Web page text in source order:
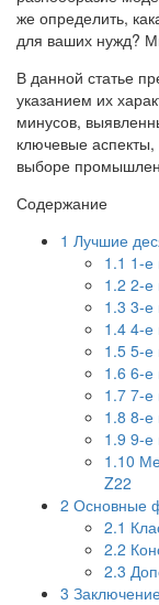
же определить,
для ваших нужд?
В данной статье
указанием их
минусов,
ключевые
выборе
Содержание
1 Лучшие
1.1 1-
1.2 2-е
1.3 3-е
1.4 4-е
1.5 5-е
1.6 6-е
1.7 7-е
1.8 8-е
1.9 9-е
1.10
Z22
2 Основные
2.1
2.2
2.3
3